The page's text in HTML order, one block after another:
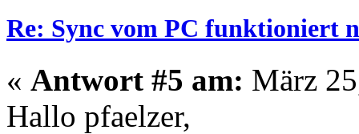
Re: Sync vom PC funktioniert
« Antwort #5 am: März
Hallo pfaelzer,